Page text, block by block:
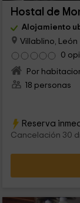
Hostal de
Alojamiento
Villablino, León
0
Por
18 personas
Reserva
Cancelación 30